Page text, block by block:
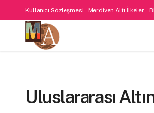
Kullanıcı Sözleşmesi Merdiven Altı İlkeler
Uluslararası